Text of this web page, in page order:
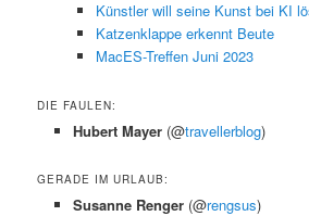
Künstler will seine Kunst bei KI
Katzenklappe erkennt Beute
MacES-Treffen Juni 2023
DIE FAULEN:
Hubert Mayer (@travellerblog)
GERADE IM URLAUB:
Susanne Renger (@rengsus)